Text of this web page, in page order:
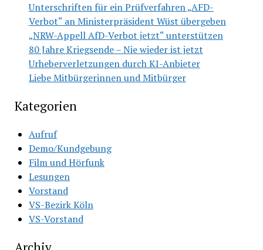
Unterschriften für ein Prüfverfahren „AFD-
Verbot“ an Ministerpräsident Wüst übergeben
„NRW-Appell AfD-Verbot jetzt“ unterstützen
80 Jahre Kriegsende – Nie wieder ist jetzt
Urheberverletzungen durch KI-Anbieter
Liebe Mitbürgerinnen und Mitbürger
Kategorien
Aufruf
Demo/Kundgebung
Film und Hörfunk
Lesungen
Vorstand
VS-Bezirk Köln
VS-Vorstand